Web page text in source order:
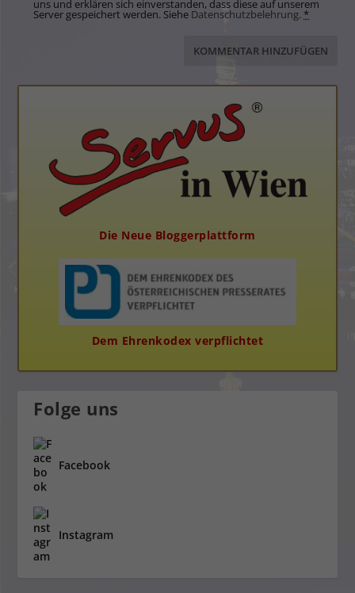
uns und erklären sich einverstanden, dass diese auf unserem
Server gespeichert werden. Siehe Datenschutzbelehrung.*
Die Neue Bloggerplattform
Dem Ehrenkodex verpflichtet
Folge uns
Facebook
Instagram